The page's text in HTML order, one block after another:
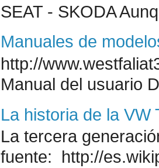
SEAT - SKODA
Manuales de
http://
Manual del usuario
La historia de la
La tercera
fuente: http://